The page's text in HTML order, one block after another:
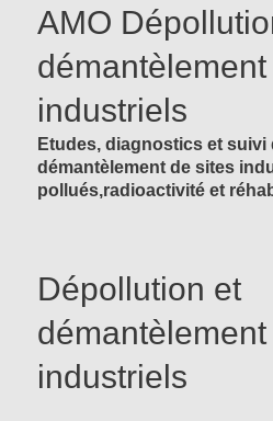
AMO
industriels
Etudes, diagnostics et
démantèlement de sites
pollués,radioactivité et
Dépollution et
industriels